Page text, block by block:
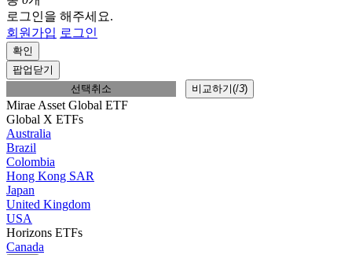
로그인을 해주세요.
회원가입 로그인
확인
팝업닫기
선택취소
비교하기(/3)
Mirae Asset Global ETF
Global X ETFs
Australia
Brazil
Colombia
Hong Kong SAR
Japan
United Kingdom
USA
Horizons ETFs
Canada